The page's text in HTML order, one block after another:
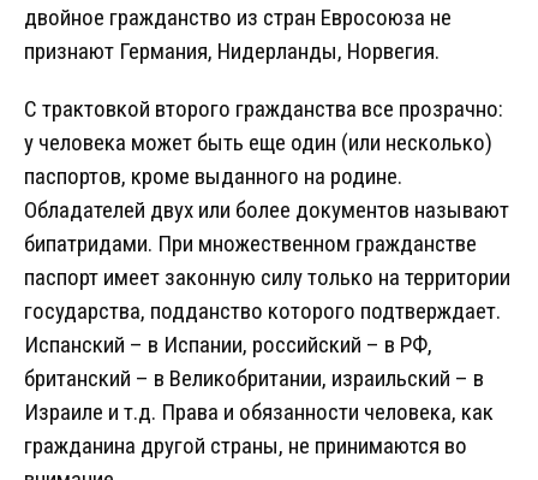
двойное гражданство из стран Евросоюза не
признают Германия, Нидерланды, Норвегия.
С трактовкой второго гражданства все прозрачно:
у человека может быть еще один (или несколько)
паспортов, кроме выданного на родине.
Обладателей двух или более документов называют
бипатридами. При множественном гражданстве
паспорт имеет законную силу только на территории
государства, подданство которого подтверждает.
Испанский – в Испании, российский – в РФ,
британский – в Великобритании, израильский – в
Израиле и т.д. Права и обязанности человека, как
гражданина другой страны, не принимаются во